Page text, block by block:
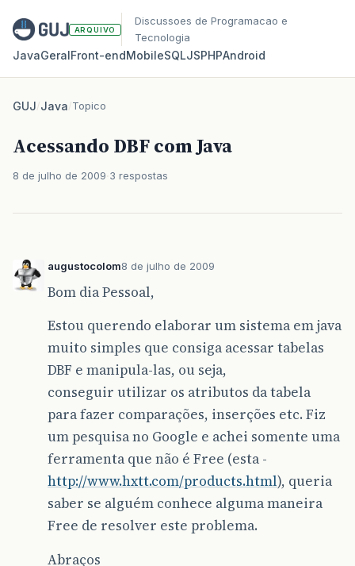
ARQUIVO
Discussoes de Programacao e
Tecnologia
JavaGeralFront‑endMobileSQLJSPHPAndroid
GUJ/Java/Topico
Acessando DBF com Java
8 de julho de 2009 3 respostas
augustocolom8 de julho de 2009
Bom dia Pessoal,
Estou querendo elaborar um sistema em java
muito simples que consiga acessar tabelas
DBF e manipula-las, ou seja,
conseguir utilizar os atributos da tabela
para fazer comparações, inserções etc. Fiz
um pesquisa no Google e achei somente uma
ferramenta que não é Free (esta -
http://www.hxtt.com/products.html), queria
saber se alguém conhece alguma maneira
Free de resolver este problema.
Abraços